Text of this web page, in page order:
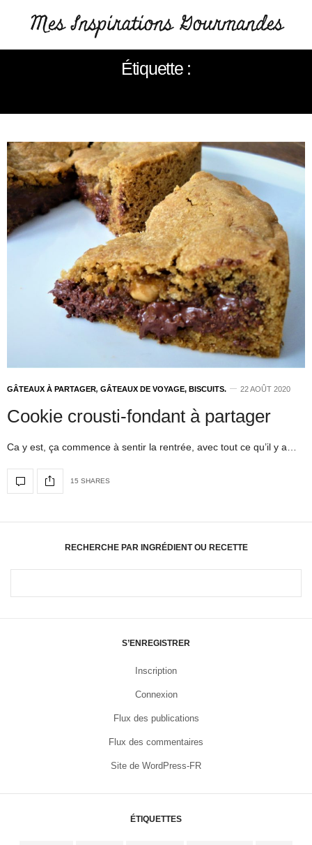
Étiquette :
GÂTEAUX À PARTAGER, GÂTEAUX DE VOYAGE, BISCUITS. 22 AOÛT 2020
Cookie crousti-fondant à partager
Ca y est, ça commence à sentir la rentrée, avec tout ce qu’il y a…
15 SHARES
RECHERCHE PAR INGRÉDIENT OU RECETTE
S’ENREGISTRER
Inscription
Connexion
Flux des publications
Flux des commentaires
Site de WordPress-FR
ÉTIQUETTES